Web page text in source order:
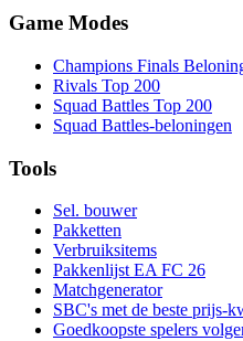
Game Modes
Champions Finals
Rivals Top 200
Squad Battles Top 200
Squad Battles-beloningen
Tools
Sel. bouwer
Pakketten
Verbruiksitems
Pakkenlijst EA FC 26
Matchgenerator
SBC's met de beste prijs-
Goedkoopste spelers